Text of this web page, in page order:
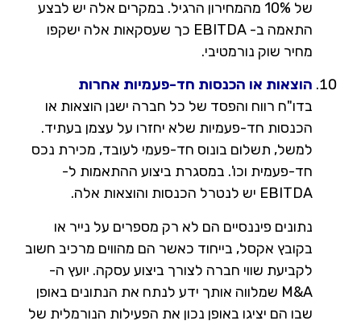
של 10% מהמחירון הרגיל. במקרים אלה יש לבצע
התאמה ב- EBITDA כך שעסקאות אלה ישקפו
מחיר שוק נורמטיבי.
הוצאות או הכנסות חד-פעמיות אחרות
בדו"ח רווח והפסד של כל חברה ישנן הוצאות או
הכנסות חד-פעמיות שלא יחזרו על עצמן בעתיד.
למשל, תשלום בונוס חד-פעמי לעובד, מכירת נכס
חד-פעמית וכו'. במסגרת ביצוע ההתאמות ל-
EBITDA יש לנטרל הכנסות והוצאות אלה.
נתונים פיננסיים הם לא רק מספרים על נייר או
בקובץ אקסל, בייחוד כאשר הם מהווים מרכיב חשוב
לקביעת שווי חברה לצורך ביצוע עסקה. יועץ ה-
M&A שמלווה אותך ידע לנתח את הנתונים באופן
שבו הם יציגו באופן נכון את הפעילות הנורמלית של